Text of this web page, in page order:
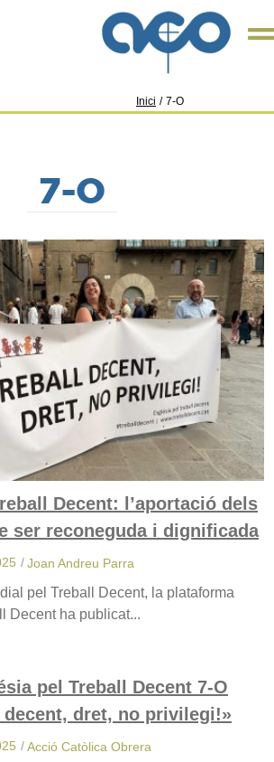
Inici / 7-O
7-O
Decent: l’aportació dels
ser reconeguda i dignificada
/Joan Andreu Parra
pel Treball Decent, la plataforma
Decent ha publicat...
pel Treball Decent 7-O
decent, dret, no privilegi!»
/Acció Catòlica Obrera